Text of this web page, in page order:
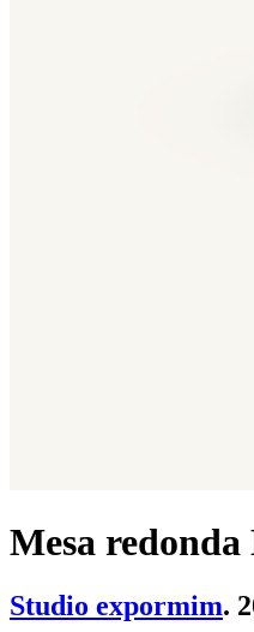
Mesa redonda
Studio expormim.